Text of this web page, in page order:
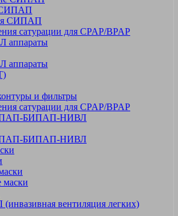
СИПАП
СИПАП
сатурации для CPAP/BPAP
и фильтры
сатурации для CPAP/BPAP
БИПАП-НИВЛ
БИПАП-НИВЛ
маски
вентиляция легких)